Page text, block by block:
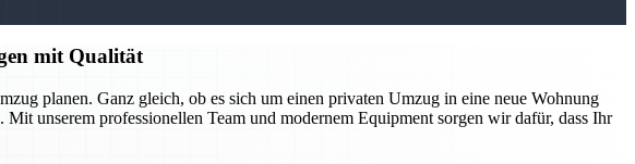
mit Qualität
planen. Ganz gleich, ob es sich um einen privaten Umzug in eine neue Wohnung
unserem professionellen Team und modernem Equipment sorgen wir dafür, dass Ihr